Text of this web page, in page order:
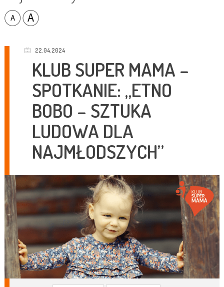
22.04.2024
KLUB SUPER MAMA –
SPOTKANIE: „ETNO
BOBO – SZTUKA
LUDOWA DLA
NAJMŁODSZYCH”